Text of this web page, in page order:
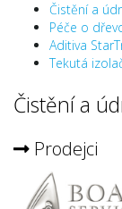
Čistění a
Péče o
Aditiva
Tekutá
Čistění a
Prodejci